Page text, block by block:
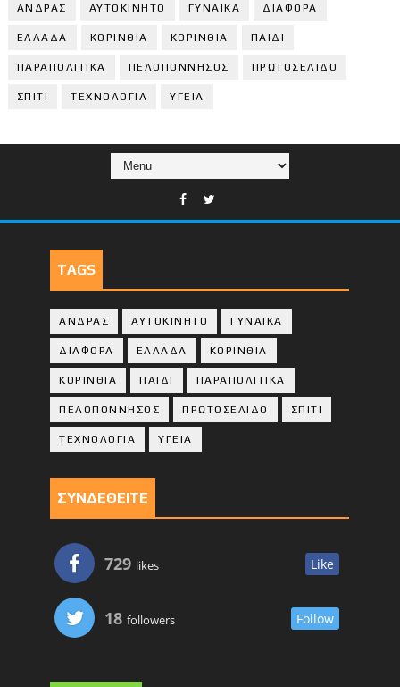
ΑΝΔΡΑΣ ΑΥΤΟΚΙΝΗΤΟ ΓΥΝΑΙΚΑ ΔΙΑΦΟΡΑ
ΕΛΛΑΔΑ ΚΟΡΙΝΘΙΑ ΚΟΡΙΝΘΙA ΠΑΙΔΙ
ΠΑΡΑΠΟΛΙΤΙΚΑ ΠΕΛΟΠΟΝΝΗΣΟΣ ΠΡΩΤΟΣΕΛΙΔΟ
ΣΠΙΤΙ ΤΕΧΝΟΛΟΓΙΑ ΥΓΕΙΑ
TAGS
ΑΝΔΡΑΣ ΑΥΤΟΚΙΝΗΤΟ ΓΥΝΑΙΚΑ
ΔΙΑΦΟΡΑ ΕΛΛΑΔΑ ΚΟΡΙΝΘΙΑ
ΚΟΡΙΝΘΙA ΠΑΙΔΙ ΠΑΡΑΠΟΛΙΤΙΚΑ
ΠΕΛΟΠΟΝΝΗΣΟΣ ΠΡΩΤΟΣΕΛΙΔΟ ΣΠΙΤΙ
ΤΕΧΝΟΛΟΓΙΑ ΥΓΕΙΑ
ΣΥΝΔΕΘΕΙΤΕ
729 likes Like
18 followers Follow